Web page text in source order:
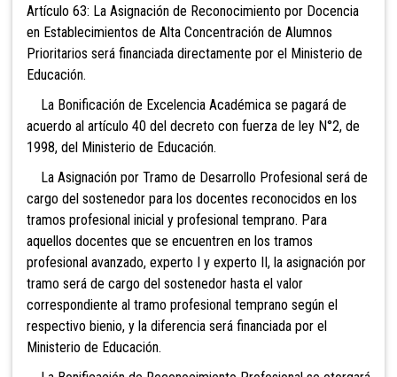
Artículo 63: La Asignación de Reconocimiento por Docencia
en Establecimientos de Alta Concentración de Alumnos
Prioritarios será financiada directamente por el Ministerio de
Educación.
La Bonificación de Excelencia Académica se pagará de
acuerdo al artículo 40 del decreto con fuerza de ley N°2, de
1998, del Ministerio de Educación.
La Asignación por Tramo de Desarrollo Profesional será de
cargo del sostenedor para los docentes reconocidos en los
tramos profesional inicial y profesional temprano. Para
aquellos docentes que se encuentren en los tramos
profesional avanzado, experto I y experto II, la asignación por
tramo será de cargo del sostenedor hasta el valor
correspondiente al tramo profesional temprano según el
respectivo bienio, y la diferencia será financiada por el
Ministerio de Educación.